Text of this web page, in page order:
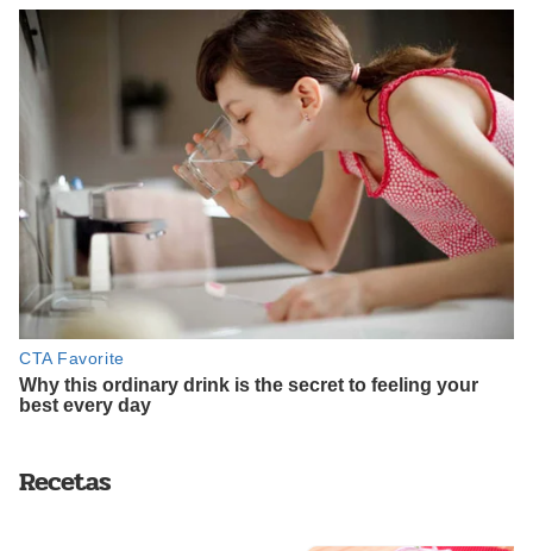
Recetas